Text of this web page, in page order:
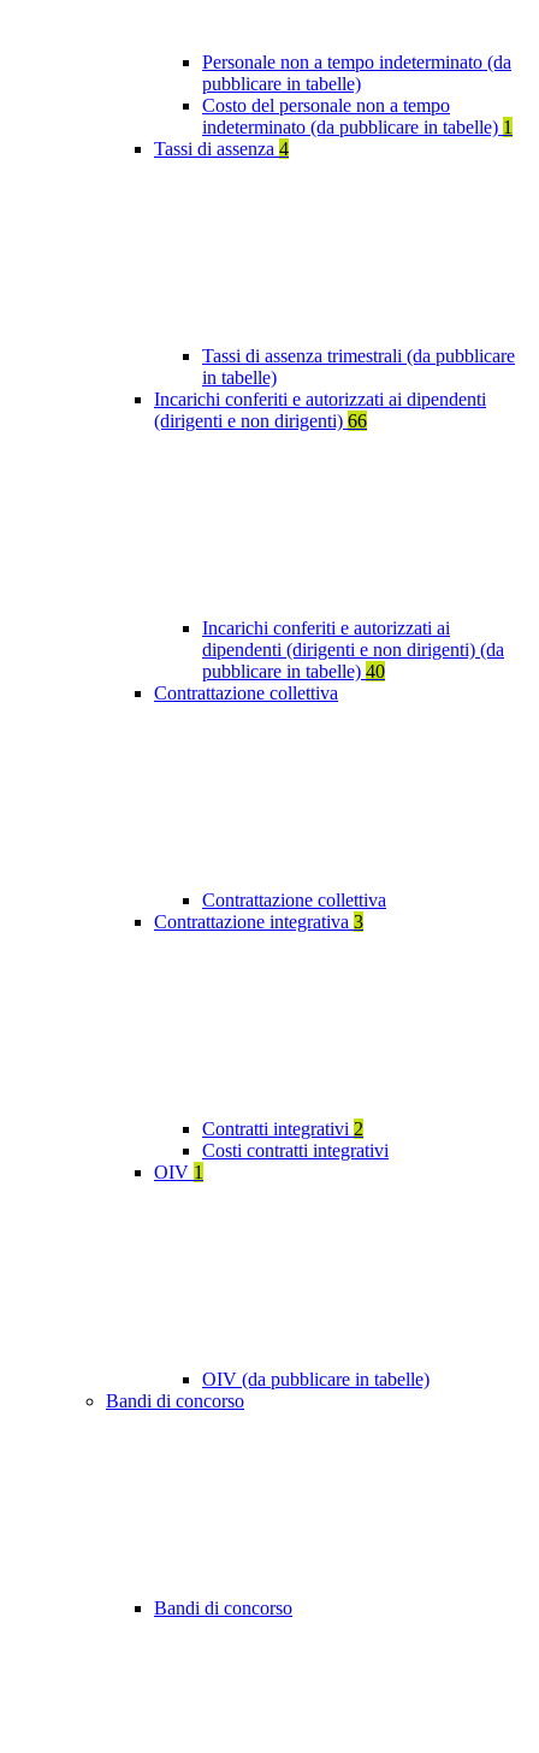
Personale non a tempo indeterminato (da
pubblicare in tabelle)
Costo del personale non a tempo
indeterminato (da pubblicare in tabelle) 1
Tassi di assenza 4
Tassi di assenza trimestrali (da pubblicare
in tabelle)
Incarichi conferiti e autorizzati ai dipendenti
(dirigenti e non dirigenti) 66
Incarichi conferiti e autorizzati ai
dipendenti (dirigenti e non dirigenti) (da
pubblicare in tabelle) 40
Contrattazione collettiva
Contrattazione collettiva
Contrattazione integrativa 3
Contratti integrativi 2
Costi contratti integrativi
OIV 1
OIV (da pubblicare in tabelle)
Bandi di concorso
Bandi di concorso